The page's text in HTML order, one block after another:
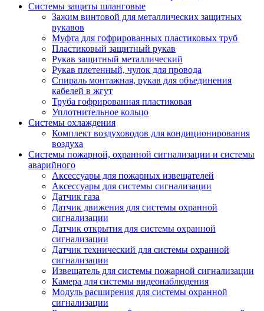
Системы защиты шланговые
Зажим винтовой для металлических защитных
рукавов
Муфта для гофрированных пластиковых труб
Пластиковый защитный рукав
Рукав защитный металлический
Рукав плетенный, чулок для провода
Спираль монтажная, рукав для объединения
кабелей в жгут
Труба гофрированная пластиковая
Уплотнительное кольцо
Системы охлаждения
Комплект воздуховодов для кондиционирования
воздуха
Системы пожарной, охранной сигнализации и системы
аварийного
Аксессуары для пожарных извещателей
Аксессуары для системы сигнализации
Датчик газа
Датчик движения для системы охранной
сигнализации
Датчик открытия для системы охранной
сигнализации
Датчик технический для системы охранной
сигнализации
Извещатель для системы пожарной сигнализации
Камера для системы видеонаблюдения
Модуль расширения для системы охранной
сигнализации